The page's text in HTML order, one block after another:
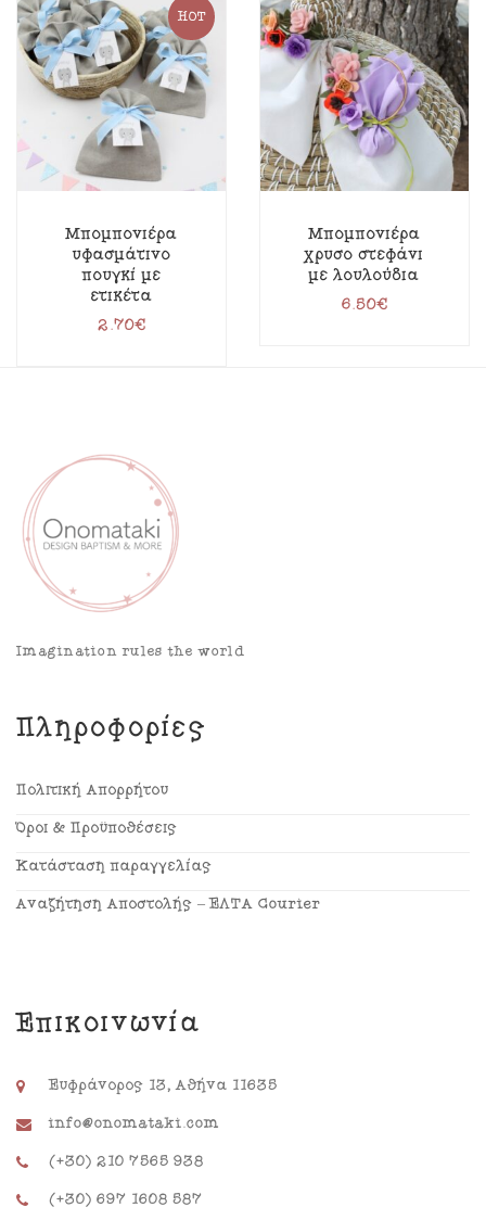
HOT
Μπομπονιέρα
υφασμάτινο
πουγκί με
ετικέτα
2.70€
Μπομπονιέρα
χρυσό στεφάνι
με λουλούδια
6.50€
Imagination rules the world
Πληροφορίες
Πολιτική Απορρήτου
Όροι & Προϋποθέσεις
Κατάσταση παραγγελίας
Αναζήτηση Αποστολής – ΕΛΤΑ Courier
Επικοινωνία
Ευφράνορος 13, Αθήνα 11635
info@onomataki.com
(+30) 210 7565 938
(+30) 697 1608 587